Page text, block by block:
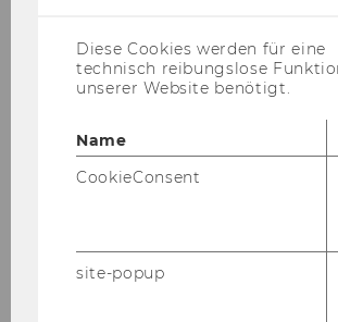
Diese Cookies werden für eine
technisch reibungslose
unserer Website benötigt.
Name
CookieConsent
site-popup